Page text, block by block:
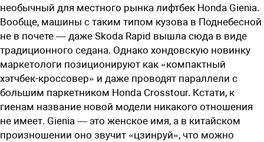
необычный для местного рынка лифтбек Honda Gienia.
Вообще, машины с таким типом кузова в Поднебесной
не в почете — даже Skoda Rapid вышла сюда в виде
традиционного седана. Однако хондовскую новинку
маркетологи позиционируют как «компактный
хэтчбек-кроссовер» и даже проводят параллели с
большим паркетником Honda Crosstour. Кстати, к
гиенам название новой модели никакого отношения
не имеет. Gienia — это женское имя, а в китайском
произношении оно звучит «цзинруй», что можно